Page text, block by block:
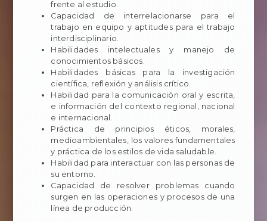
frente al estudio.
Capacidad de interrelacionarse para el
trabajo en equipo y aptitudes para el trabajo
interdisciplinario.
Habilidades intelectuales y manejo de
conocimientos básicos.
Habilidades básicas para la investigación
científica, reflexión y análisis crítico.
Habilidad para la comunicación oral y escrita,
e información del contexto regional, nacional
e internacional.
Práctica de principios éticos, morales,
medioambientales, los valores fundamentales
y práctica de los estilos de vida saludable.
Habilidad para interactuar con las personas de
su entorno.
Capacidad de resolver problemas cuando
surgen en las operaciones y procesos de una
línea de producción.